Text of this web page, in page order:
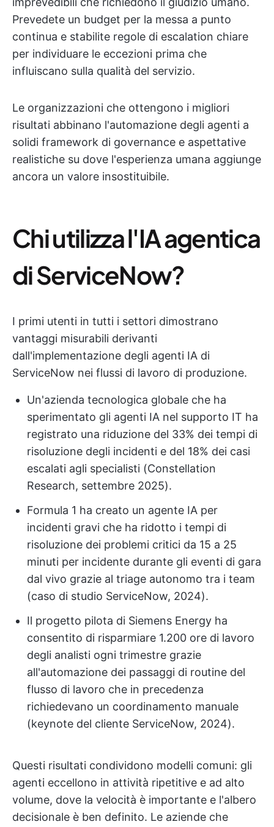
Prevedete un budget per la messa a punto
continua e stabilite regole di escalation chiare
per individuare le eccezioni prima che
influiscano sulla qualità del servizio.
Le organizzazioni che ottengono i migliori
risultati abbinano l'automazione degli agenti a
solidi framework di governance e aspettative
realistiche su dove l'esperienza umana aggiunge
ancora un valore insostituibile.
Chi utilizza l'IA agentica
di ServiceNow?
I primi utenti in tutti i settori dimostrano
vantaggi misurabili derivanti
dall'implementazione degli agenti IA di
ServiceNow nei flussi di lavoro di produzione.
Un'azienda tecnologica globale che ha
sperimentato gli agenti IA nel supporto IT ha
registrato una riduzione del 33% dei tempi di
risoluzione degli incidenti e del 18% dei casi
escalati agli specialisti (Constellation
Research, settembre 2025).
Formula 1 ha creato un agente IA per
incidenti gravi che ha ridotto i tempi di
risoluzione dei problemi critici da 15 a 25
minuti per incidente durante gli eventi di gara
dal vivo grazie al triage autonomo tra i team
(caso di studio ServiceNow, 2024).
Il progetto pilota di Siemens Energy ha
consentito di risparmiare 1.200 ore di lavoro
degli analisti ogni trimestre grazie
all'automazione dei passaggi di routine del
flusso di lavoro che in precedenza
richiedevano un coordinamento manuale
(keynote del cliente ServiceNow, 2024).
Questi risultati condividono modelli comuni: gli
agenti eccellono in attività ripetitive e ad alto
volume, dove la velocità è importante e l'albero
decisionale è ben definito. Le aziende che